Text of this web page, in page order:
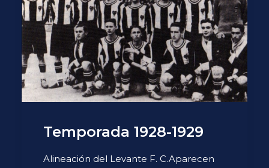
Search
Temporada 1928-1929
Alineación del Levante F. C.Aparecen